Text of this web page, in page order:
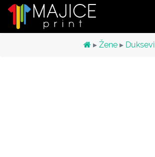
Main Navigation
▸ Žene ▸ Duksevi